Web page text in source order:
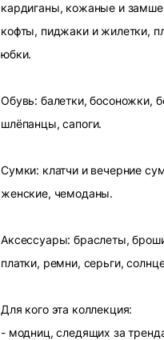
кардиганы, кожаные и
кофты, пиджаки и жилетки,
юбки.
Обувь: балетки, босоножки,
шлёпанцы, сапоги.
Сумки: клатчи и вечерние
женские, чемоданы.
Аксессуары: браслеты,
платки, ремни, серьги,
Для кого эта коллекция:
- модниц, следящих за